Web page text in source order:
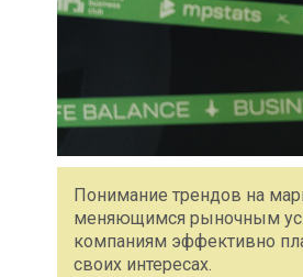
Понимание трендов на
меняющимся рыночным
компаниям эффективно
своих интересах.